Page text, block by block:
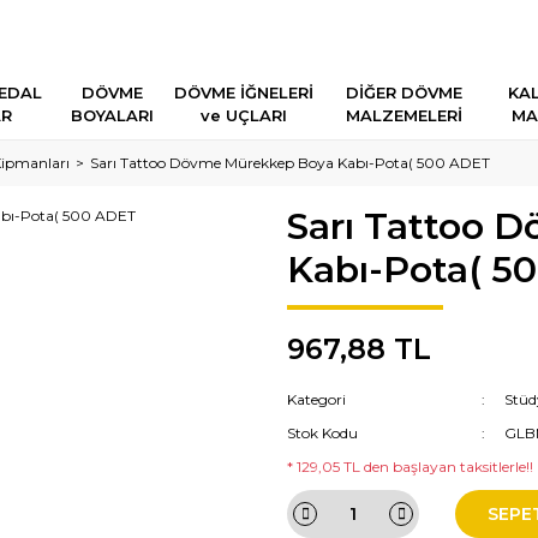
DÖVME
BOYALARI
DÖVME İĞNELERİ
ve UÇLARI
DİĞER DÖVME
MALZEMELERİ
Sarı Tattoo Dövme Mürekkep Boya Kabı-Pota( 500 ADET
Sarı Tattoo
Kabı-Pota(
967,88 TL
Kategori
Stok Kodu
* 129,05 TL den başlayan taksitlerle!!